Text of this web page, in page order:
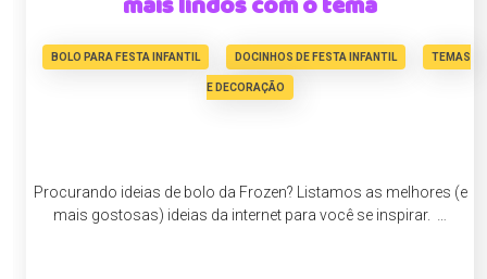
BOLO PARA FESTA INFANTIL DOCINHOS DE FESTA INFANTIL TEMAS
E DECORAÇÃO
Procurando ideias de bolo da Frozen? Listamos as melhores (e
mais gostosas) ideias da internet para você se inspirar. …